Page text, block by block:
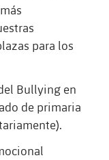
para los
Bullying en
de primaria